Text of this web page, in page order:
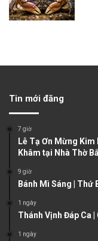
Tin mới đăng
7 giờ
Lễ Tạ Ơn Mừng
Khâm tại Nhà Thờ
9 giờ
Bánh Mì Sáng | Thứ
1 ngày
Thánh Vịnh Đáp Ca
1 ngày